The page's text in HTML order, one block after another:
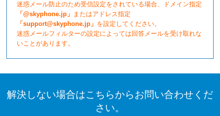
迷惑メール防止のため受信設定をされている場合、ドメイン指定
「@skyphone.jp」 またはアドレス指定
「support@skyphone.jp」 を設定してください。
迷惑メールフィルターの設定によっては回答メールを受け取れな
いことがあります。
解決しない場合はこちらからお問い合わせくだ
さい。